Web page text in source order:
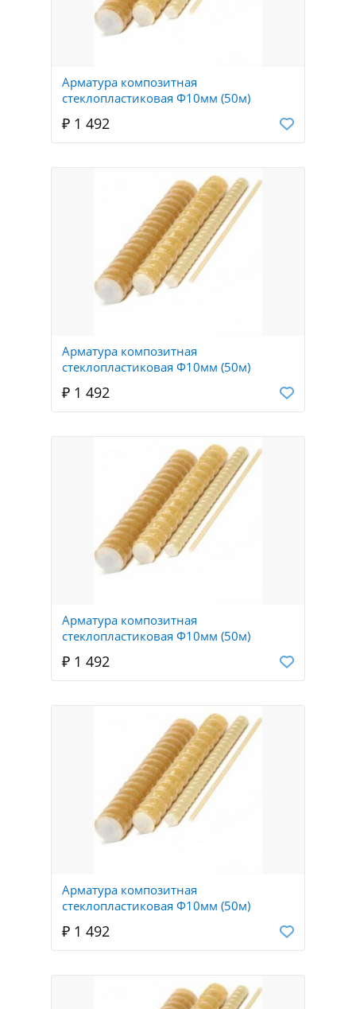
Арматура композитная
стеклопластиковая Ф10мм (50м)
₽ 1 492
Арматура композитная
стеклопластиковая Ф10мм (50м)
₽ 1 492
Арматура композитная
стеклопластиковая Ф10мм (50м)
₽ 1 492
Арматура композитная
стеклопластиковая Ф10мм (50м)
₽ 1 492